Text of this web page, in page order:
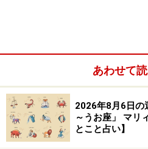
【編集部おすすめの購入サイト】
Amazonで占い関連の
楽天市場で占い関連の
あわせて
2026年8月6日の
～うお座」 マリ
とこと占い】